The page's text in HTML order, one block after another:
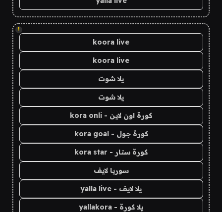
!
koora live
koora live
يلا شوت
يلا شوت
كورة اون لاين - kora onli
كورة جول - kora goal
كورة ستار - kora star
سوريا لايف
يلا لايف - yalla live
يلا كورة - yallakora